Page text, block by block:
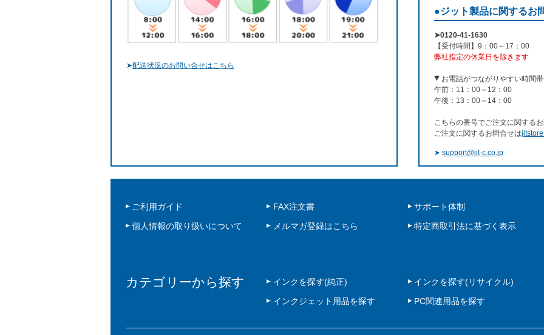
➤配送状況のお問い合せはこちら
●ジット製品に関するお
➤0120-41-1630
【受付時間】9：00～17：00
弊社指定の休業日を除きます
お電話がつながりやすい時間帯
午前：11：00～12：00
午後：13：00～14：00
こちらの番号でご注文に関する
ご注文に関するお問合せは
➤ support@jit-c.co.jp
ご利用ガイド FAX注文書
サポート体制
個人情報の取り扱いについて
メルマガ登録はこちら 特定商取引法に基づく表示
カテゴリーから探す インクを探す(純正)
インクを探す(リサイクル)
インクジェット用品を探す
PC関連用品を探す